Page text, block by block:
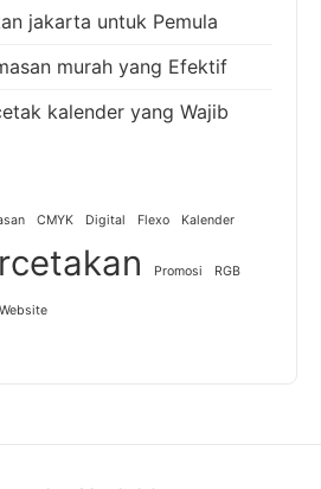
jakarta untuk Pemula
murah yang Efektif
kalender yang Wajib
CMYK Digital Flexo Kalender
Promosi RGB
Website